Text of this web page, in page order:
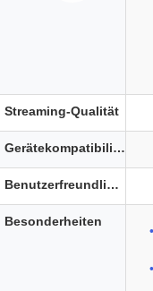
Streaming-Qualität
Gerätekompatibilität
Benutzerfreundlichkeit
Besonderheiten